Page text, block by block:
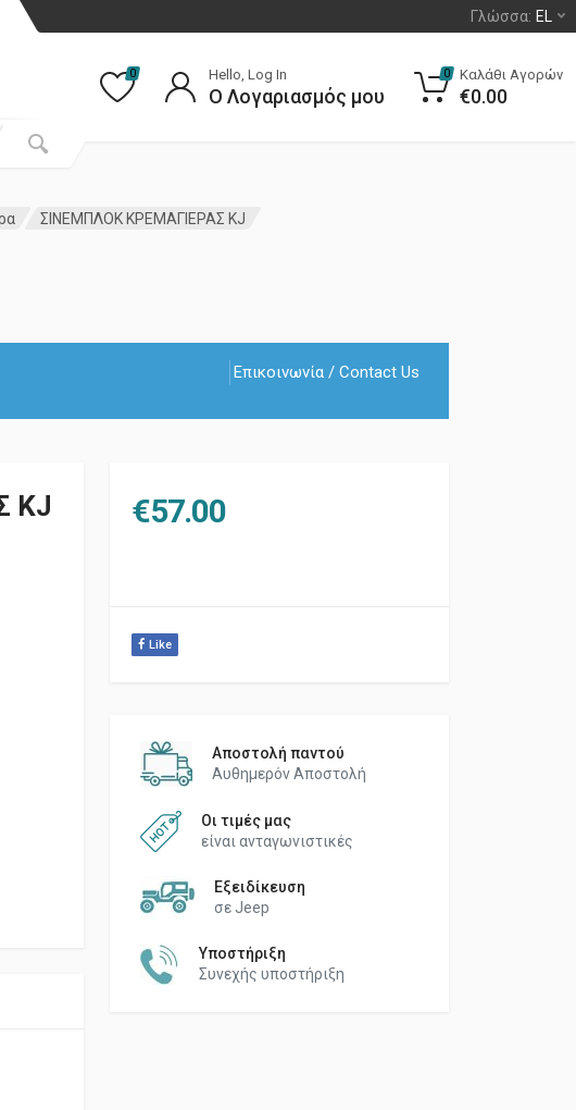
Γλώσσα: EL
0 Hello, Log In
Ο Λογαριασμός μου
0 Καλάθι Αγορών
€0.00
ΣΙΝΕΜΠΛΟΚ ΚΡΕΜΑΓΙΕΡΑΣ KJ
Επικοινωνία / Contact Us
KJ €57.00
Like
Αποστολή παντού
Αυθημερόν Αποστολή
Οι τιμές μας
είναι ανταγωνιστικές
Εξειδίκευση
σε Jeep
Υποστήριξη
Συνεχής υποστήριξη